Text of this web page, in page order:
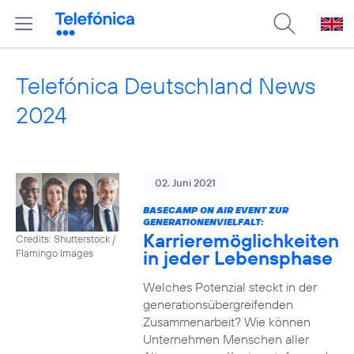
Telefónica Deutschland News
2024
Credits: Shutterstock /
Flamingo Images
02. Juni 2021
BASECAMP ON AIR EVENT ZUR
GENERATIONENVIELFALT:
Karrieremöglichkeiten
in jeder Lebensphase
Welches Potenzial steckt in der
generationsübergreifenden
Zusammenarbeit? Wie können
Unternehmen Menschen aller